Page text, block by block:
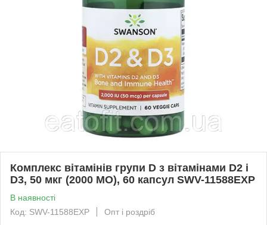
Комплекс вітамінів групи D з вітамінами D2 і
D3, 50 мкг (2000 МО), 60 капсул SWV-11588EXP
В наявності
Код: SWV-11588EXP
Опт і роздріб